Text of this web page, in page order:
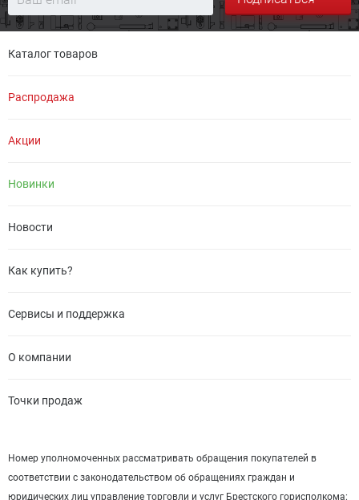
Каталог товаров
Распродажа
Акции
Новинки
Новости
Как купить?
Сервисы и поддержка
О компании
Точки продаж
Номер уполномоченных рассматривать обращения покупателей в
соответствии с законодательством об обращениях граждан и
юридических лиц управление торговли и услуг Брестского горисполкома: